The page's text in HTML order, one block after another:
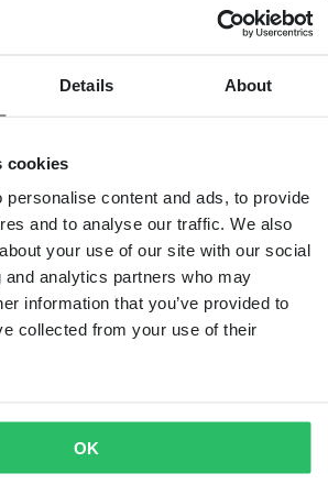
Details About
cookies
personalise content and ads, to provide
and to analyse our traffic. We also
your use of our site with our social
and analytics partners who may
information that you’ve provided to
collected from your use of their
OK
Adventure 2 Gore
350,00 Kč